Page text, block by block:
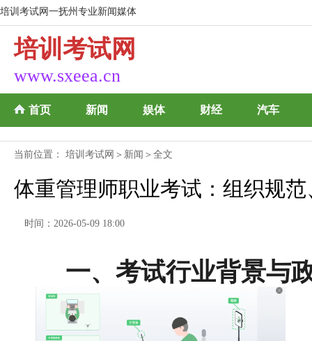
培训考试网一抚州专业新闻媒体
培训考试网
www.sxeea.cn
首页 新闻 娱体 财经 汽车
当前位置： 培训考试网 ＞ 新闻 ＞全文
体重管理师职业考试：组织规
时间：2026-05-09 18:00
一、考试行业背景与